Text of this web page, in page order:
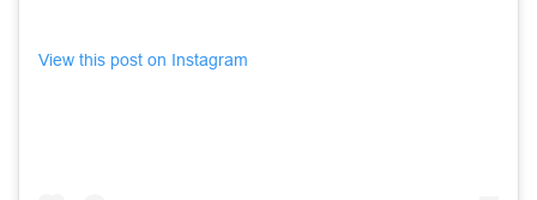
View this post on Instagram